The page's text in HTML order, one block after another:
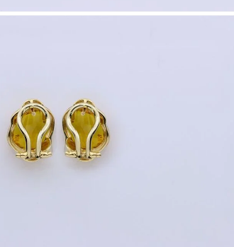
Acuerdo RGPD
Doy mi consentimiento para que esta web
que envío para que puedan responder a mi